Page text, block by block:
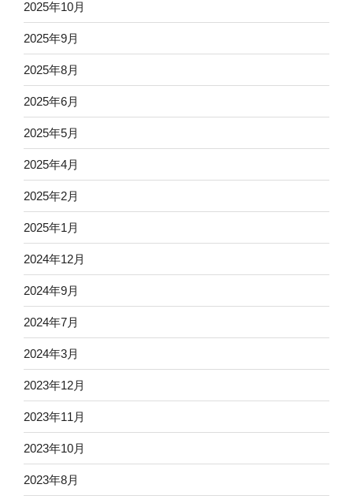
2025年10月
2025年9月
2025年8月
2025年6月
2025年5月
2025年4月
2025年2月
2025年1月
2024年12月
2024年9月
2024年7月
2024年3月
2023年12月
2023年11月
2023年10月
2023年8月